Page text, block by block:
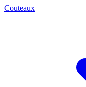
Couteaux